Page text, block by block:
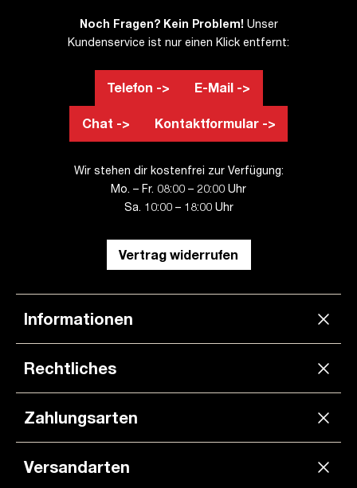
Noch Fragen? Kein Problem! Unser
Kundenservice ist nur einen Klick entfernt:
Telefon -> E-Mail ->
Chat -> Kontaktformular ->
Wir stehen dir kostenfrei zur Verfügung:
Mo. – Fr. 08:00 – 20:00 Uhr
Sa. 10:00 – 18:00 Uhr
Vertrag widerrufen
Informationen
Rechtliches
Zahlungsarten
Versandarten